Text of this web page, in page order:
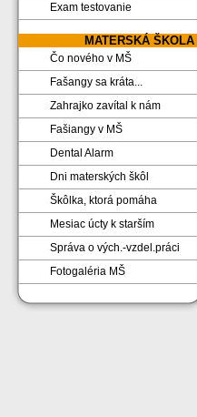
Exam testovanie
MATERSKÁ ŠKOLA
Čo nového v MŠ
Fašangy sa kráta...
Zahrajko zavítal k nám
Fašiangy v MŠ
Dental Alarm
Dni materských škôl
Škôlka, ktorá pomáha
Mesiac úcty k starším
Správa o vých.-vzdel.práci
Fotogaléria MŠ